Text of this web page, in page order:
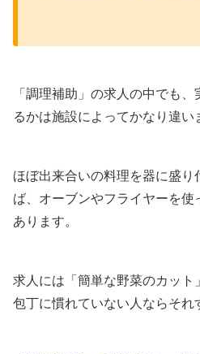
「調理補助」の求人の中でも
るかは施設によってかなり違い
ほぼ出来合いの料理を器に盛
ば、オーブンやフライヤーを使
あります。
求人には「簡単な野菜のカット
包丁に慣れていない人ならそれ